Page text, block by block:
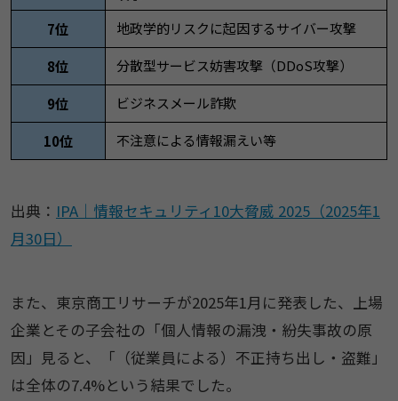
7位
地政学的リスクに起因するサイバー攻撃
8位 分散型サービス妨害攻撃（DDoS攻撃）
9位 ビジネスメール詐欺
10位 不注意による情報漏えい等
出典： IPA｜情報セキュリティ10大脅威 2025（2025年1
月30日）
また、東京商工リサーチが2025年1月に発表した、上場
企業とその子会社の「個人情報の漏洩・紛失事故の原
因」見ると、「（従業員による）不正持ち出し・盗難」
は全体の7.4%という結果でした。